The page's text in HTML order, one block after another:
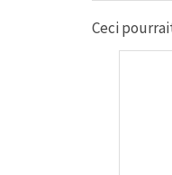
Ceci